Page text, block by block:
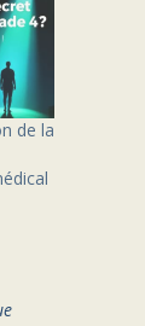
de la